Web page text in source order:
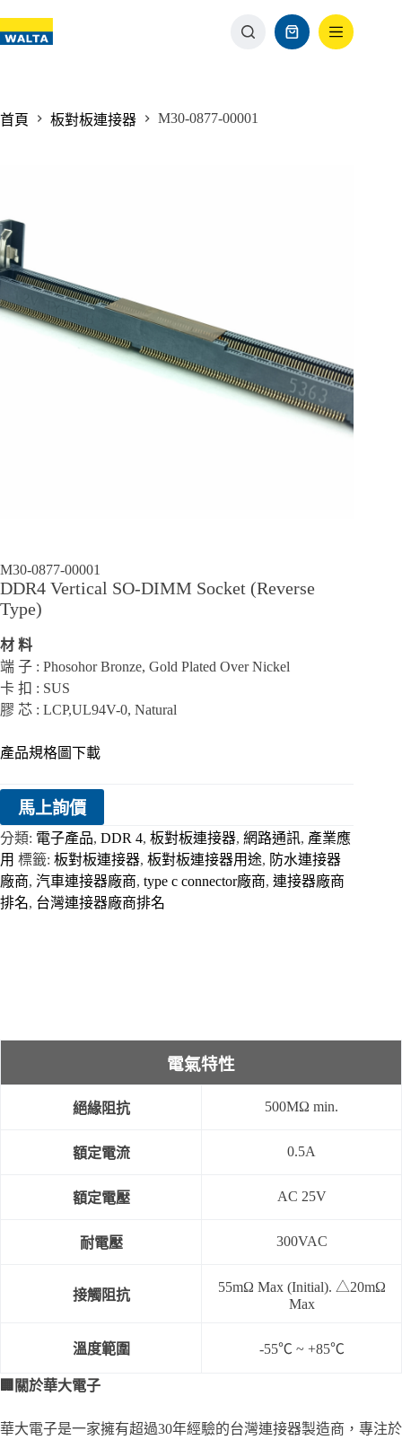
首頁 板對板連接器 M30-0877-00001
M30-0877-00001
DDR4 Vertical SO-DIMM Socket (Reverse
Type)
材 料
端 子 : Phosohor Bronze, Gold Plated Over Nickel
卡 扣 : SUS
膠 芯 : LCP,UL94V-0, Natural
產品規格圖下載
馬上詢價
分類: 電子產品, DDR 4, 板對板連接器, 網路通訊, 產業應
用 標籤: 板對板連接器, 板對板連接器用途, 防水連接器
廠商, 汽車連接器廠商, type c connector廠商, 連接器廠商
排名, 台灣連接器廠商排名
電氣特性
絕緣阻抗 500MΩ min.
額定電流 0.5A
額定電壓 AC 25V
耐電壓 300VAC
接觸阻抗
55mΩ Max (Initial). △20mΩ
Max
溫度範圍 -55℃ ~ +85℃
關於華大電子
華大電子是一家擁有超過30年經驗的台灣連接器製造商，專注於